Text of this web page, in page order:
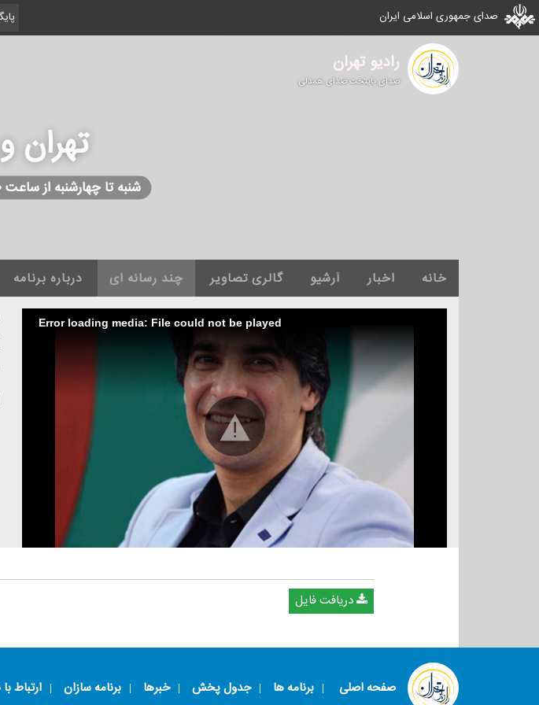
صدای جمهوری اسلامی ایران
رادیو تهران
صدای پایتخت صدای همدلی
تهران
شنبه تا چهارشنبه از ساعت ۱۸:۰۰ به مدت ۶۰ دقیقه
خانه اخبار آرشیو گالری تصاویر چند رسانه ای درباره برنامه
Error loading media: File could not be played
دریافت فایل
صفحه اصلی برنامه ها جدول پخش خبرها برنامه سازان ارتباط